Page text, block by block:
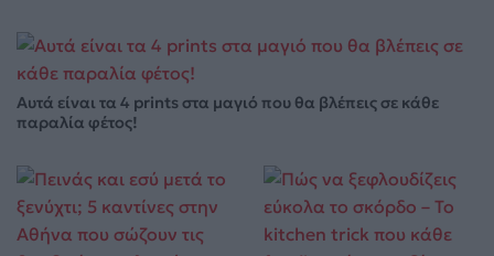
Αυτά είναι τα 4 prints στα μαγιό που θα βλέπεις σε κάθε
παραλία φέτος!